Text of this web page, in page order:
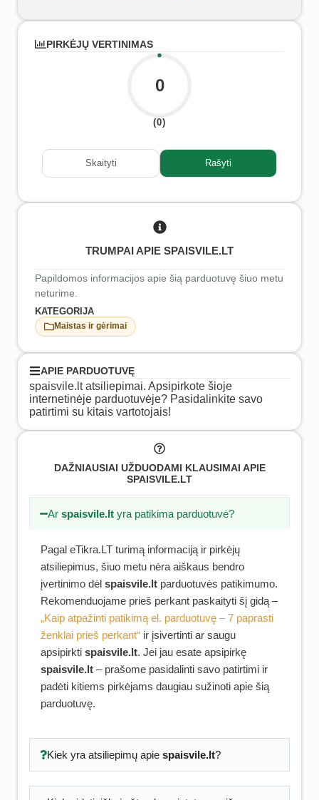
PIRKĖJŲ VERTINIMAS
0
(0)
Skaityti Rašyti
TRUMPAI APIE SPAISVILE.LT
Papildomos informacijos apie šią parduotuvę šiuo metu
neturime.
KATEGORIJA
Maistas ir gėrimai
APIE PARDUOTUVĘ
spaisvile.lt atsiliepimai. Apsipirkote šioje
internetinėje parduotuvėje? Pasidalinkite savo
patirtimi su kitais vartotojais!
DAŽNIAUSIAI UŽDUODAMI KLAUSIMAI APIE
SPAISVILE.LT
Arspaisvile.lt yra patikima parduotuvė?
Pagal eTikra.LT turimą informaciją ir pirkėjų
atsiliepimus, šiuo metu nėra aiškaus bendro
įvertinimo dėl spaisvile.lt parduotuvės patikimumo.
Rekomenduojame prieš perkant paskaityti šį gidą –
„Kaip atpažinti patikimą el. parduotuvę – 7 paprasti
ženklai prieš perkant“ ir įsivertinti ar saugu
apsipirkti spaisvile.lt. Jei jau esate apsipirkę
spaisvile.lt – prašome pasidalinti savo patirtimi ir
padėti kitiems pirkėjams daugiau sužinoti apie šią
parduotuvę.
Kiek yra atsiliepimų apie spaisvile.lt?